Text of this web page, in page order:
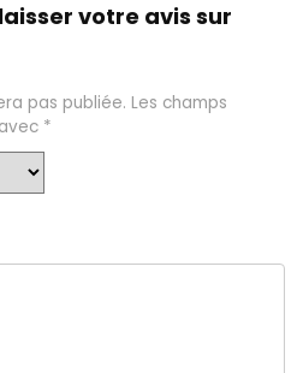
votre avis sur
pas publiée. Les champs
*